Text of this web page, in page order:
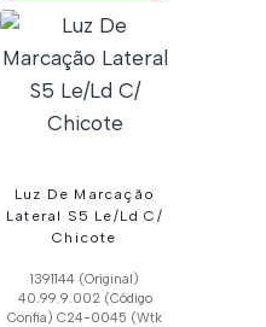
Luz De Marcação
Lateral S5 Le/Ld C/
Chicote
1391144 (Original)
40.99.9.002 (Código
Confia) C24-0045 (Wtk